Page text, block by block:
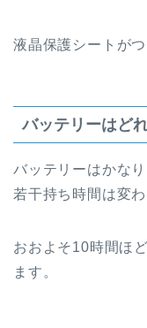
液晶保護シートが
バッテリーはど
バッテリーはかな
若干持ち時間は変
おおよそ10時間ほ
ます。